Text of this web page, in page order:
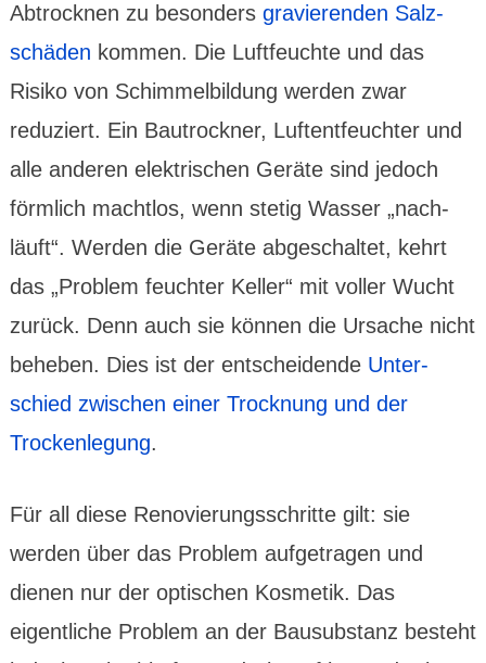
Abtrocknen zu besonders gravie­renden Salz­
schäden kommen. Die Luft­feuchte und das
Risiko von Schimmel­bildung werden zwar
reduziert. Ein Bau­trockner, Luft­ent­feuchter und
alle anderen elek­trischen Geräte sind jedoch
förmlich machtlos, wenn stetig Wasser „nach­
läuft“. Werden die Geräte abge­schaltet, kehrt
das „Problem feuchter Keller“ mit voller Wucht
zurück. Denn auch sie können die Ursache nicht
beheben. Dies ist der entschei­dende Unter­
schied zwischen einer Trocknung und der
Trocken­legung.
Für all diese Reno­vierungs­schritte gilt: sie
werden über das Problem aufge­tragen und
dienen nur der optischen Kosmetik. Das
eigentliche Problem an der Bausubs­tanz besteht